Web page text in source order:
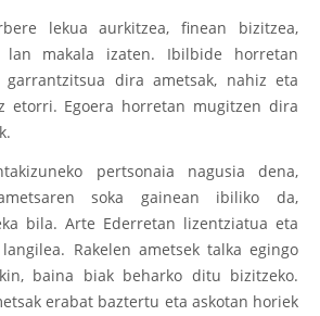
lekua aurkitzea, finean bizitzea,
makala izaten. Ibilbide horretan
dira ametsak, nahiz eta
etorri. Egoera horretan mugitzen dira
pertsonaia nagusia dena,
soka gainean ibiliko da,
bila. Arte Ederretan lizentziatua eta
Rakelen ametsek talka egingo
baina biak beharko ditu bizitzeko.
erabat baztertu eta askotan horiek